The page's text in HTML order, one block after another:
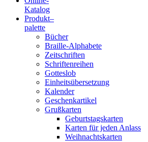
Blindenschrift-
Verlag
Druckerei
gGmbH
Katalog
Produkt–
palette
Bücher
Braille-Alphabete
Zeitschriften
Schriftenreihen
Gotteslob
Einheitsübersetzung
Kalender
Geschenkartikel
Grußkarten
Geburtstagskarten
Karten für jeden Anlass
Weihnachtskarten